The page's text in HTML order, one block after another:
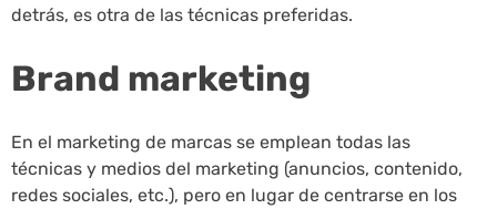
detrás, es otra de las técnicas preferidas.
Brand marketing
En el marketing de marcas se emplean todas las
técnicas y medios del marketing (anuncios, contenido,
redes sociales, etc.), pero en lugar de centrarse en los